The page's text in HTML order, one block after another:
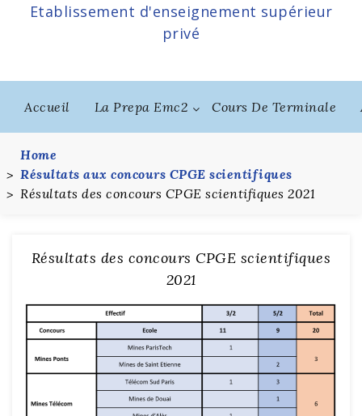
Etablissement d'enseignement supérieur
privé
Accueil La Prepa Emc2 Cours De Terminale
Home
Résultats aux concours CPGE scientifiques
Résultats des concours CPGE scientifiques 2021
Résultats des concours CPGE scientifiques
2021